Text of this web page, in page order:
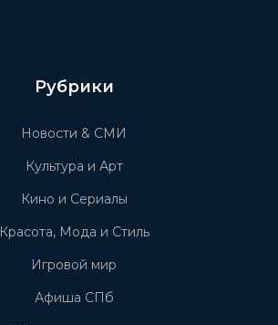
Рубрики
Новости & СМИ
Культура и Арт
Кино и Сериалы
Красота, Мода и Стиль
Игровой мир
Афиша СПб